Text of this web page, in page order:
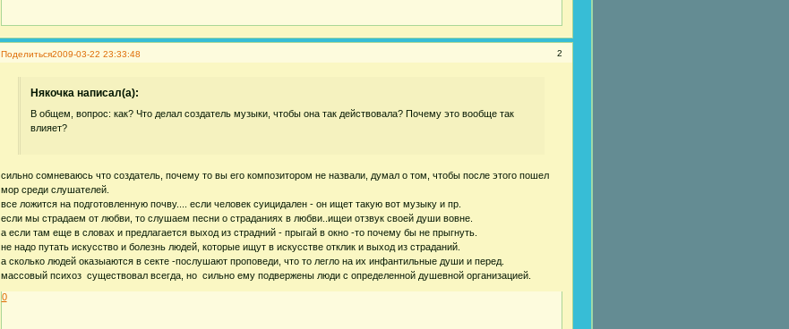
Поделиться 2
2009-03-22 23:33:48
Някочка написал(а):
В общем, вопрос: как? Что делал создатель музыки, чтобы она так действовала? Почему это вообще так
влияет?
сильно сомневаюсь что создатель, почему то вы его композитором не назвали, думал о том, чтобы после этого пошел
мор среди слушателей.
все ложится на подготовленную почву.... если человек суицидален - он ищет такую вот музыку и пр.
если мы страдаем от любви, то слушаем песни о страданиях в любви..ищеи отзвук своей души вовне.
а если там еще в словах и предлагается выход из страдний - прыгай в окно -то почему бы не прыгнуть.
не надо путать искусство и болезнь людей, которые ищут в искусстве отклик и выход из страданий.
а сколько людей оказыаются в секте -послушают проповеди, что то легло на их инфантильные души и перед.
массовый психоз существовал всегда, но сильно ему подвержены люди с определенной душевной организацией.
0